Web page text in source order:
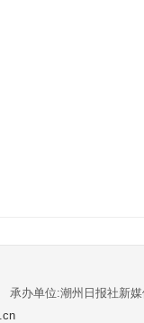
承办单位:潮州日报社新